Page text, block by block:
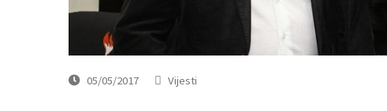
05/05/2017 Vijesti